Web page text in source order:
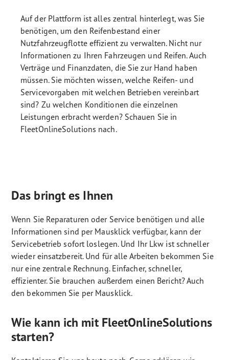
Auf der Plattform ist alles zentral hinterlegt, was Sie
benötigen, um den Reifenbestand einer
Nutzfahrzeugflotte effizient zu verwalten. Nicht nur
Informationen zu Ihren Fahrzeugen und Reifen. Auch
Verträge und Finanzdaten, die Sie zur Hand haben
müssen. Sie möchten wissen, welche Reifen- und
Servicevorgaben mit welchen Betrieben vereinbart
sind? Zu welchen Konditionen die einzelnen
Leistungen erbracht werden? Schauen Sie in
FleetOnlineSolutions nach.
Das bringt es Ihnen
Wenn Sie Reparaturen oder Service benötigen und alle
Informationen sind per Mausklick verfügbar, kann der
Servicebetrieb sofort loslegen. Und Ihr Lkw ist schneller
wieder einsatzbereit. Und für alle Arbeiten bekommen Sie
nur eine zentrale Rechnung. Einfacher, schneller,
effizienter. Sie brauchen außerdem einen Bericht? Auch
den bekommen Sie per Mausklick.
Wie kann ich mit FleetOnlineSolutions
starten?